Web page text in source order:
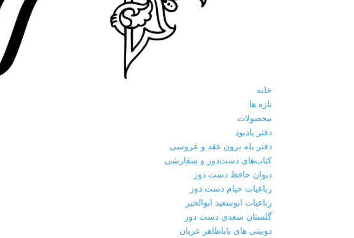
خانه
تازه ها
محصولات
دفتر یادبود
دفتر بله برون عقد و عروسی
کتاب‌های دست‌دوز و سفارشی
دیوان حافظ دست دوز
رباعیات خیام دست دوز
رباعیات ابوسعید ابوالخیر
گلستان سعدی دست دوز
دوبیتی های باباطاهر عریان